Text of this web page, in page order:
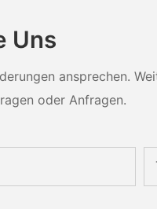
Uns
ansprechen.
oder Anfragen.